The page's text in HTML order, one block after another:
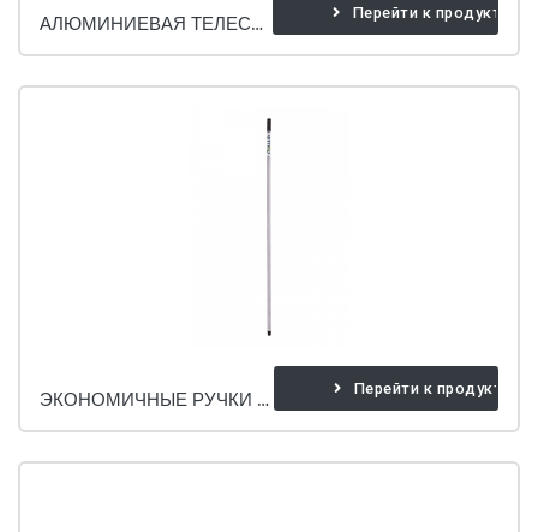
АЛЮМИНИЕВАЯ ТЕЛЕСКОПИЧЕСКАЯ ТРУБ Перейти к продукту
ЭКОНОМИЧНЫЕ РУЧКИ (МЕТАЛЛИЧЕСКИЕ) Перейти к продукту